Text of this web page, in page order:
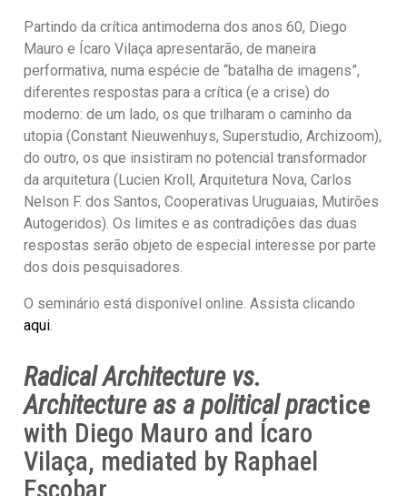
Partindo da crítica antimoderna dos anos 60, Diego
Mauro e Ícaro Vilaça apresentarão, de maneira
performativa, numa espécie de “batalha de imagens”,
diferentes respostas para a crítica (e a crise) do
moderno: de um lado, os que trilharam o caminho da
utopia (Constant Nieuwenhuys, Superstudio, Archizoom),
do outro, os que insistiram no potencial transformador
da arquitetura (Lucien Kroll, Arquitetura Nova, Carlos
Nelson F. dos Santos, Cooperativas Uruguaias, Mutirões
Autogeridos). Os limites e as contradições das duas
respostas serão objeto de especial interesse por parte
dos dois pesquisadores.
O seminário está disponível online. Assista clicando
aqui.
Radical Architecture vs.
Architecture as a political practice
with Diego Mauro and Ícaro
Vilaça, mediated by Raphael
Escobar